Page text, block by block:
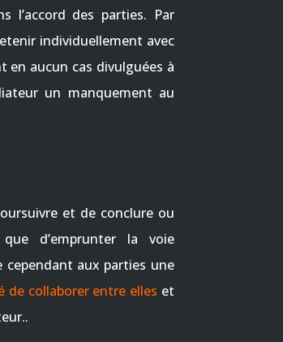
l’accord des parties. Par
individuellement avec
en aucun cas divulguées à
un manquement au
et de conclure ou
d’emprunter la voie
aux parties une
de collaborer entre elles et